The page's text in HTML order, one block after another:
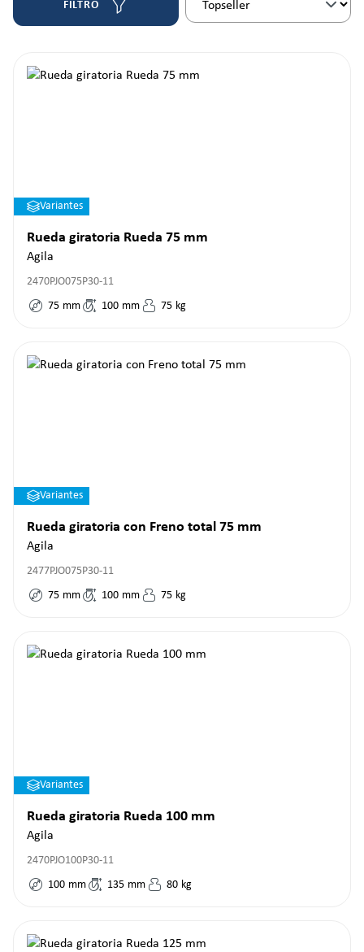
FILTRO
Variantes
Rueda giratoria Rueda 75 mm
Agila
2470PJO075P30-11
75 mm 100 mm 75 kg
Variantes
Rueda giratoria con Freno total 75 mm
Agila
2477PJO075P30-11
75 mm 100 mm 75 kg
Variantes
Rueda giratoria Rueda 100 mm
Agila
2470PJO100P30-11
100 mm 135 mm 80 kg